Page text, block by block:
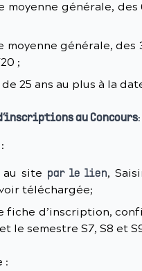
moyenne générale,
moyenne générale,
;
25 ans au plus à la
au Concours:
:
au site par le lien,
téléchargée;
fiche d’inscription,
le semestre S7, S8 et
: